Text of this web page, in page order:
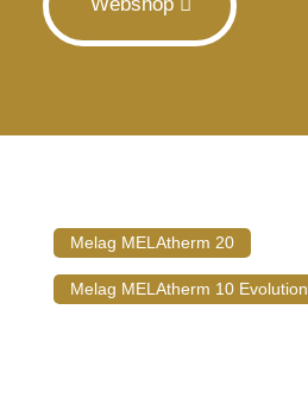
Melag MELAtherm 20
Melag MELAtherm 10 Evolution